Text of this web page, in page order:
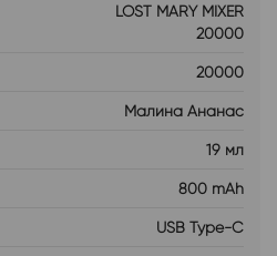
LOST MARY MIXER
20000
20000
Малина Ананас
19 мл
800 mAh
USB Type-C